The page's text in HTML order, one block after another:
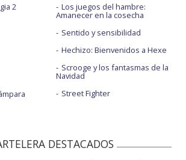
2
Los juegos del hambre:
Amanecer en la cosecha
Sentido y sensibilidad
Hechizo: Bienvenidos a Hexe
Scrooge y los fantasmas de la
Navidad
Street Fighter
DESTACADOS